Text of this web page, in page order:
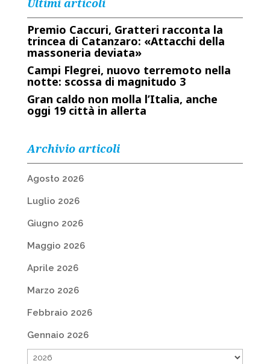
Ultimi articoli
Premio Caccuri, Gratteri racconta la
trincea di Catanzaro: «Attacchi della
massoneria deviata»
Campi Flegrei, nuovo terremoto nella
notte: scossa di magnitudo 3
Gran caldo non molla l’Italia, anche
oggi 19 città in allerta
Archivio articoli
Agosto 2026
Luglio 2026
Giugno 2026
Maggio 2026
Aprile 2026
Marzo 2026
Febbraio 2026
Gennaio 2026